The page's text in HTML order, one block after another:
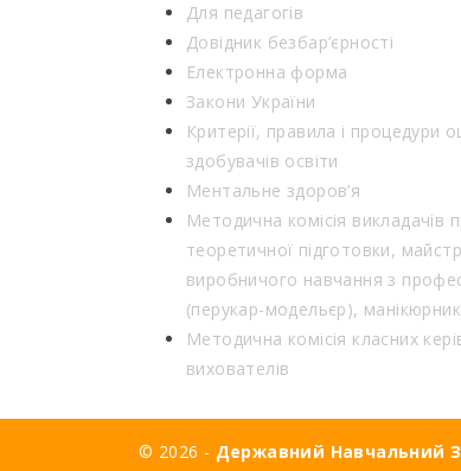
Для педагогів
Довідник безбар’єрності
Електронна форма
Закони України
Критерії, правила і процедури
здобувачів освіти
Ментальне здоров’я
Методична комісія викладачів
теоретичної підготовки,
виробничого навчання з
(перукар-модельєр),
Методична комісія класних
вихователів
© 2026 - Державний Навчальний